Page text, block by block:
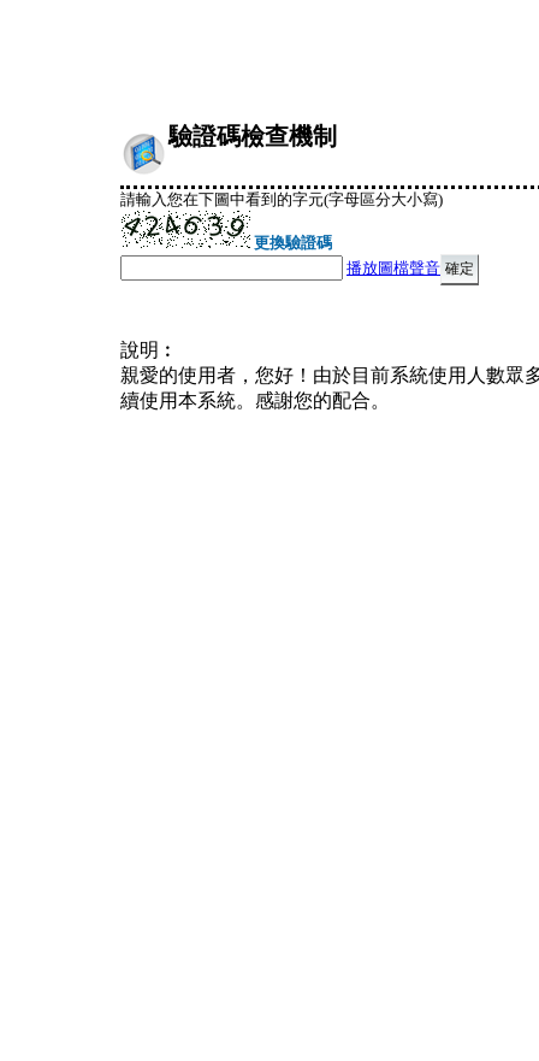
驗證碼檢查機制
請輸入您在下圖中看到的字元(字母區分大小寫)
更換驗證碼
播放圖檔聲音
說明︰
親愛的使用者，您好！由於目前系統使用人數眾
續使用本系統。感謝您的配合。